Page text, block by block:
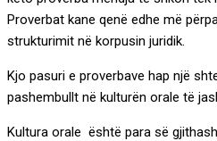
Proverbat kane qenë edhe më
strukturimit në korpusin juridik.
Kjo pasuri e proverbave hap një
pashembullt në kulturën orale të
Kultura orale është para së